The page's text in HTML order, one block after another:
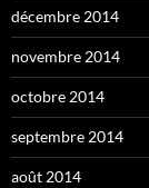
décembre 2014
novembre 2014
octobre 2014
septembre 2014
août 2014